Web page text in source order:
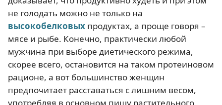
не голодать можно не только на
высокобелковых продуктах, а проще говоря –
мясе и рыбе. Конечно, практически любой
мужчина при выборе диетического режима,
скорее всего, остановится на таком протеиновом
рационе, а вот большинство женщин
предпочитает расставаться с лишним весом,